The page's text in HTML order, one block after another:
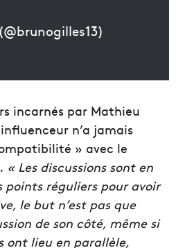
incarnés par Mathieu
n’a jamais
» avec le
« Les discussions sont en
points réguliers pour avoir
le but n’est pas que
de son côté, même si
ont lieu en parallèle,